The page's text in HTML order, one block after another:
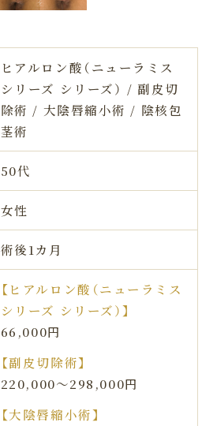
ヒアルロン酸（ニューラミス
シリーズ シリーズ） / 副皮切
除術 / 大陰唇縮小術 / 陰核包
茎術
50代
女性
術後1カ月
【ヒアルロン酸（ニューラミス
シリーズ シリーズ）】
66,000円
【副皮切除術】
220,000〜298,000円
【大陰唇縮小術】